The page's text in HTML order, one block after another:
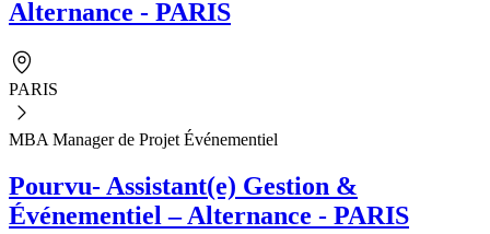
Alternance - PARIS
PARIS
MBA Manager de Projet Événementiel
Pourvu- Assistant(e) Gestion &
Événementiel – Alternance - PARIS